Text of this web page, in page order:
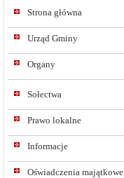
Strona główna
Urząd Gminy
Organy
Sołectwa
Prawo lokalne
Informacje
Oświadczenia majątkowe